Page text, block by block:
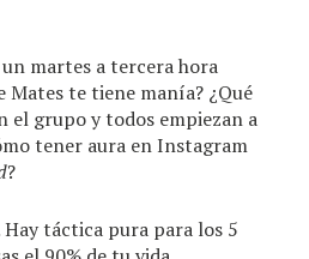
martes a tercera hora
Mates te tiene manía? ¿Qué
el grupo y todos empiezan a
tener aura en Instagram
?
táctica pura para los 5